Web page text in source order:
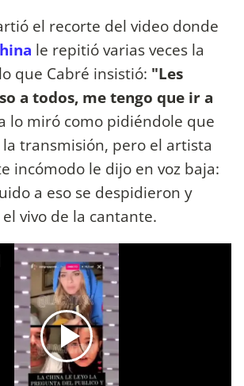
el recorte del video donde
le repitió varias veces la
que Cabré insistió: "Les
a todos, me tengo que ir a
lo miró como pidiéndole que
transmisión, pero el artista
incómodo le dijo en voz baja:
a eso se despidieron y
vivo de la cantante.